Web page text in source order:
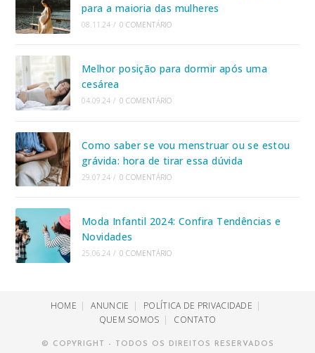
para a maioria das mulheres
08.11.24 / 0 COMENTÁRIO
Melhor posição para dormir após uma
cesárea
04.09.24 / 0 COMENTÁRIO
Como saber se vou menstruar ou se estou
grávida: hora de tirar essa dúvida
29.07.24 / 0 COMENTÁRIO
Moda Infantil 2024: Confira Tendências e
Novidades
25.06.24 / 0 COMENTÁRIO
HOME ANUNCIE
POLÍTICA DE PRIVACIDADE
QUEM SOMOS
CONTATO
© COPYRIGHT - TODOS OS DIREITOS RESERVADOS